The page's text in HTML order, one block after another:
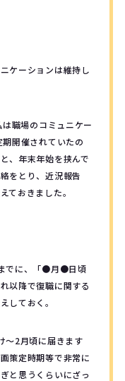
ケーションは維持し
職場のコミュニケー
開催されていたの
、年末年始を挟んで
をとり、近況報告
ておきました。
でに、「●月●日頃
以降で復職に関する
しておく。
～2月頃に届きます
策定時期等で非常に
と思うくらいにざっ